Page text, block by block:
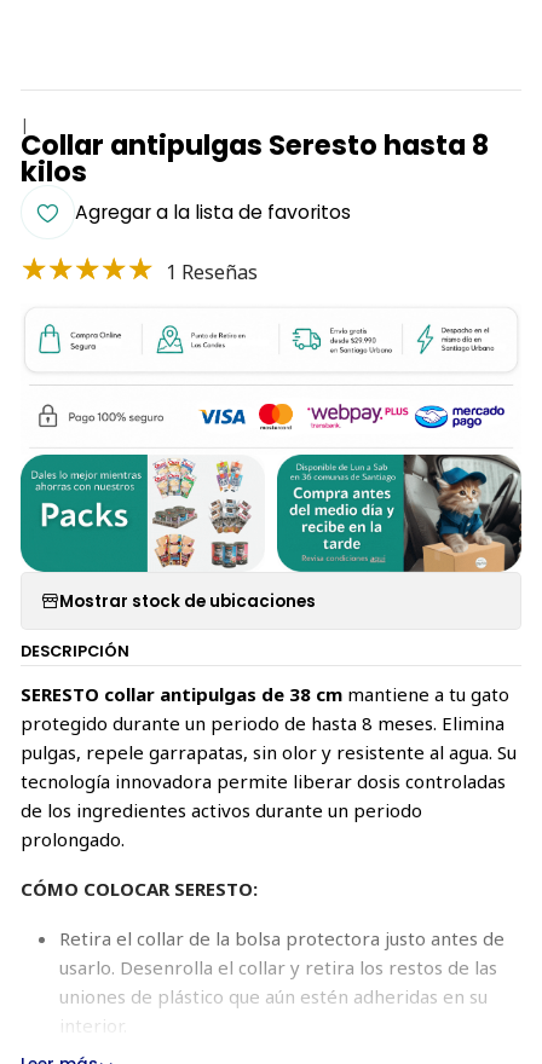
|
Collar antipulgas Seresto hasta 8
kilos
Agregar a la lista de favoritos
1 Reseñas
Mostrar stock de ubicaciones
DESCRIPCIÓN
SERESTO collar antipulgas de 38 cm mantiene a tu gato
protegido durante un periodo de hasta 8 meses. Elimina
pulgas, repele garrapatas, sin olor y resistente al agua. Su
tecnología innovadora permite liberar dosis controladas
de los ingredientes activos durante un periodo
prolongado.
CÓMO COLOCAR SERESTO:
Retira el collar de la bolsa protectora justo antes de
usarlo. Desenrolla el collar y retira los restos de las
uniones de plástico que aún estén adheridas en su
interior.
Ajusta el collar alrededor del cuello de tu gato sin